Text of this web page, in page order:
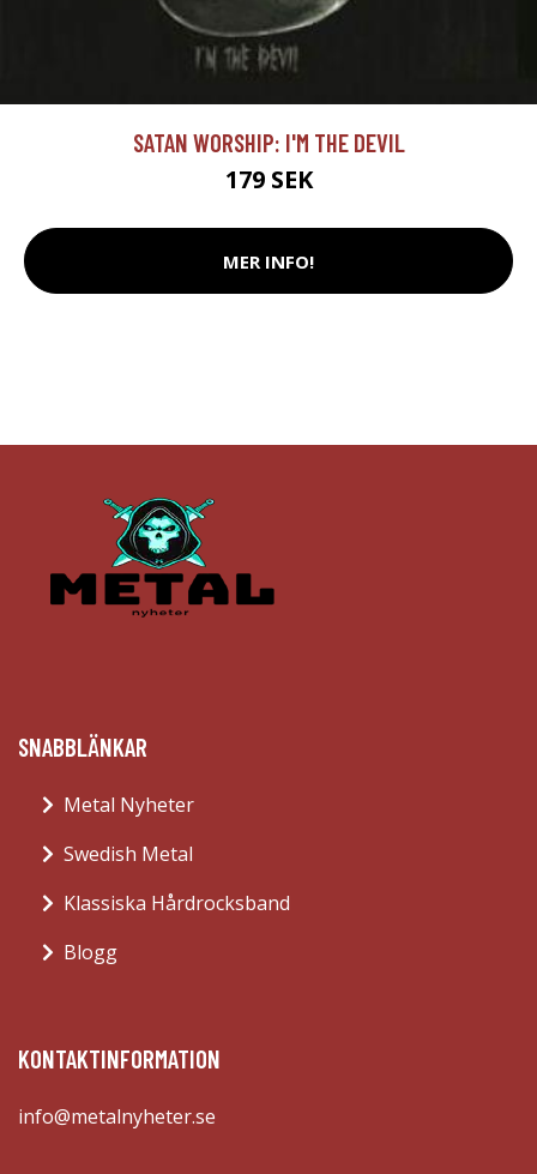
SATAN WORSHIP: I'M THE DEVIL
179 SEK
MER INFO!
SNABBLÄNKAR
Metal Nyheter
Swedish Metal
Klassiska Hårdrocksband
Blogg
KONTAKTINFORMATION
info@metalnyheter.se